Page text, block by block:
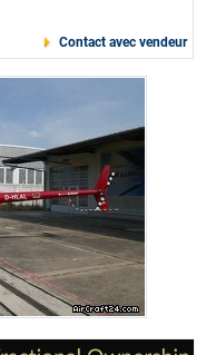
Contact avec vendeur